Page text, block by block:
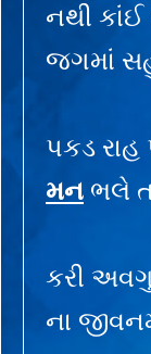
નથી
જગમાં
પકડ
મન ભલે
કરી
ના